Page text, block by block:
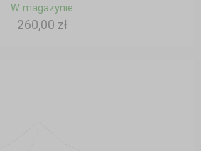
W magazynie
260,00 zł